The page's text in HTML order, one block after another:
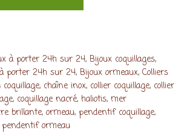
à porter 24h sur 24, Bijoux coquillages,
porter 24h sur 24, Bijoux ormeaux, Colliers
coquillage, chaîne inox, collier coquillage, collier
, coquillage nacré, haliotis, mer
brillante, ormeau, pendentif coquillage,
pendentif ormeau